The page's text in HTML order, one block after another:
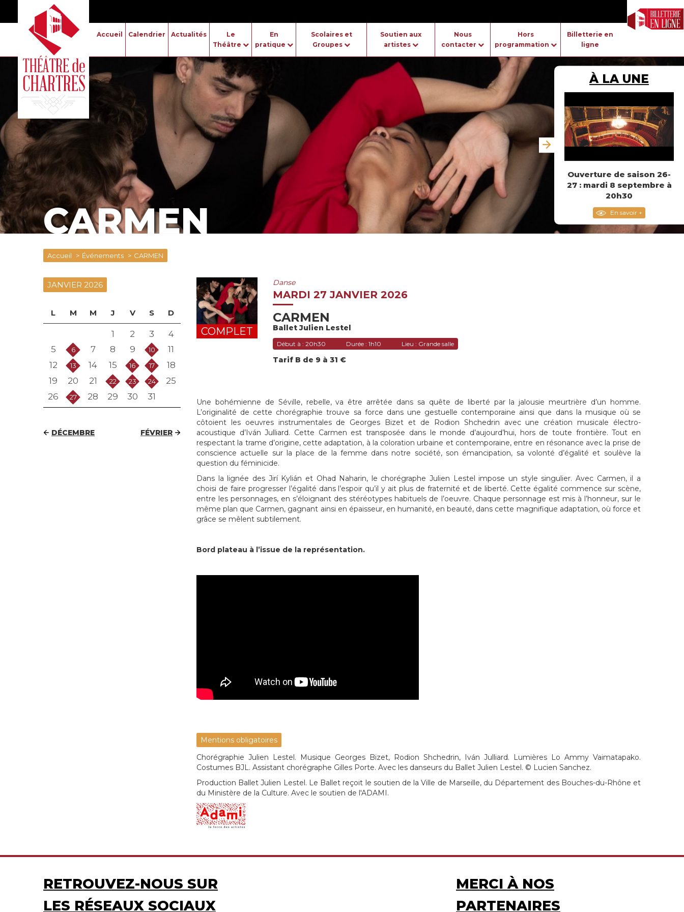
Accueil Calendrier Actualités
Le
Théâtre
En
pratique
Scolaires et
Groupes
Soutien aux
artistes
Nous
contacter
Hors
programmation
Billetterie en
ligne
À LA UNE
Ouverture de saison 26-
27 : mardi 8 septembre à
20h30
En savoir +
CARMEN
Accueil Événements CARMEN
COMPLET
Danse
MARDI 27 JANVIER 2026
CARMEN
Ballet Julien Lestel
Début à : 20h30 Durée : 1h10 Lieu : Grande salle
Tarif B de 9 à 31 €
Une bohémienne de Séville, rebelle, va être arrêtée dans sa quête de liberté par la jalousie meurtrière d’un homme.
L’originalité de cette chorégraphie trouve sa force dans une gestuelle contemporaine ainsi que dans la musique où se
côtoient les oeuvres instrumentales de Georges Bizet et de Rodion Shchedrin avec une création musicale électro-
acoustique d’Iván Julliard. Cette Carmen est transposée dans le monde d’aujourd’hui, hors de toute frontière. Tout en
respectant la trame d’origine, cette adaptation, à la coloration urbaine et contemporaine, entre en résonance avec la prise de
conscience actuelle sur la place de la femme dans notre société, son émancipation, sa volonté d’égalité et soulève la
question du féminicide.
Dans la lignée des Jirí Kylián et Ohad Naharin, le chorégraphe Julien Lestel impose un style singulier. Avec Carmen, il a
choisi de faire progresser l’égalité dans l’espoir qu’il y ait plus de fraternité et de liberté. Cette égalité commence sur scène,
entre les personnages, en s’éloignant des stéréotypes habituels de l’oeuvre. Chaque personnage est mis à l’honneur, sur le
même plan que Carmen, gagnant ainsi en épaisseur, en humanité, en beauté, dans cette magnifique adaptation, où force et
grâce se mêlent subtilement.
Bord plateau à l’issue de la représentation.
Mentions obligatoires
Chorégraphie Julien Lestel. Musique Georges Bizet, Rodion Shchedrin, Iván Julliard. Lumières Lo Ammy Vaimatapako.
Costumes BJL. Assistant chorégraphe Gilles Porte. Avec les danseurs du Ballet Julien Lestel. © Lucien Sanchez.
Production Ballet Julien Lestel. Le Ballet reçoit le soutien de la Ville de Marseille, du Département des Bouches-du-Rhône et
du Ministère de la Culture. Avec le soutien de l'ADAMI.
JANVIER 2026
L M M J V S D
1 2 3
4
5
6 7 8 9 10
11
12
13 14 15 16 17
18
19
20 21 22 23 24
25
26
27 28 29 30 31
DÉCEMBRE FÉVRIER
RETROUVEZ-NOUS SUR
LES RÉSEAUX SOCIAUX
MERCI À NOS
PARTENAIRES